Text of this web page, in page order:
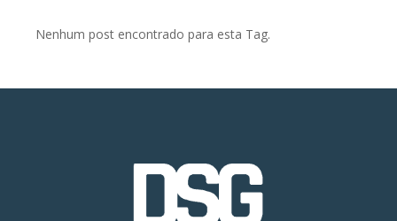
Nenhum post encontrado para esta Tag.